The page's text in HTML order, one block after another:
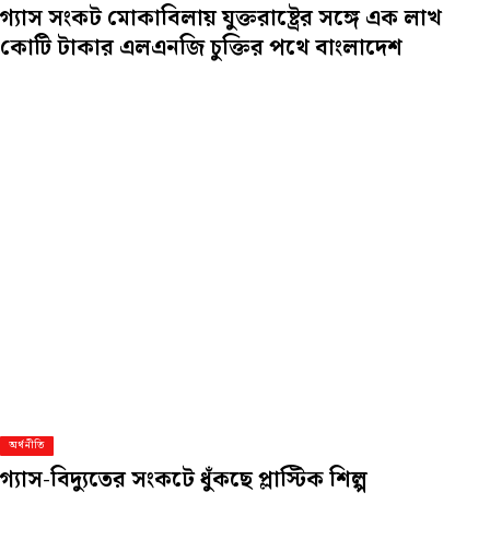
গ্যাস সংকট মোকাবিলায় যুক্তরাষ্ট্রের সঙ্গে এক লাখ
কোটি টাকার এলএনজি চুক্তির পথে বাংলাদেশ
অর্থনীতি
গ্যাস-বিদ্যুতের সংকটে ধুঁকছে প্লাস্টিক শিল্প